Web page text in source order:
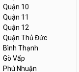
Quận 10
Quận 11
Quận 12
Quận Thủ Đức
Bình Thạnh
Gò Vấp
Phú Nhuận